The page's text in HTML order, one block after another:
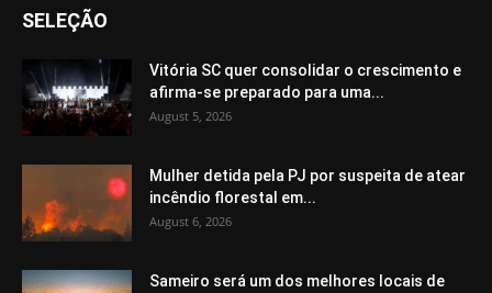
SELEÇÃO
Vitória SC quer consolidar o crescimento e
afirma-se preparado para uma...
August 5, 2026
Mulher detida pela PJ por suspeita de atear
incêndio florestal em...
August 6, 2026
Sameiro será um dos melhores locais de